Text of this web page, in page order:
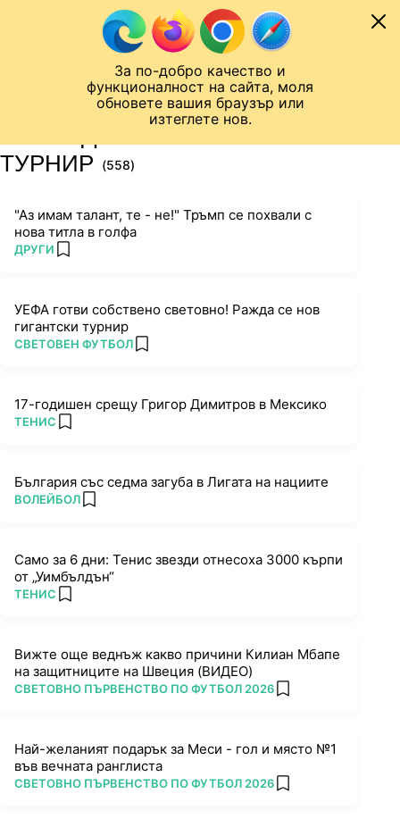
За по-добро качество и
функционалност на сайта, моля
обновете вашия браузър или
изтеглете нов.
Към съдържанието
Лига на Конференциите
ТУРНИР
(558)
"Аз имам талант, те - не!" Тръмп се похвали с
нова титла в голфа
ПОВЕЧЕ ОТ
ДРУГИ add favorites
УЕФА готви собствено световно! Ражда се нов
гигантски турнир
ПОВЕЧЕ ОТ
СВЕТОВЕН ФУТБОЛ add favorites
17-годишен срещу Григор Димитров в Мексико
ПОВЕЧЕ ОТ
ТЕНИС add favorites
България със седма загуба в Лигата на нациите
ПОВЕЧЕ ОТ
ВОЛЕЙБОЛ add favorites
Само за 6 дни: Тенис звезди отнесоха 3000 кърпи
от „Уимбълдън“
ПОВЕЧЕ ОТ
ТЕНИС add favorites
Вижте още веднъж какво причини Килиан Мбапе
на защитниците на Швеция (ВИДЕО)
ПОВЕЧЕ ОТ
СВЕТОВНО ПЪРВЕНСТВО ПО ФУТБОЛ 2026 add favorites
Най-желаният подарък за Меси - гол и място №1
във вечната ранглиста
ПОВЕЧЕ ОТ
СВЕТОВНО ПЪРВЕНСТВО ПО ФУТБОЛ 2026 add favorites